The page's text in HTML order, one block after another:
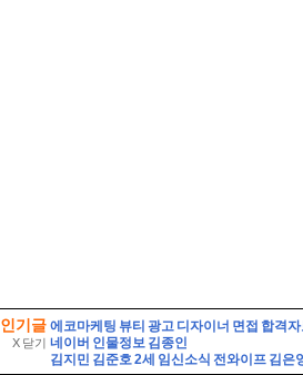
인기글
X 닫기 네이버 인물정보 김종인